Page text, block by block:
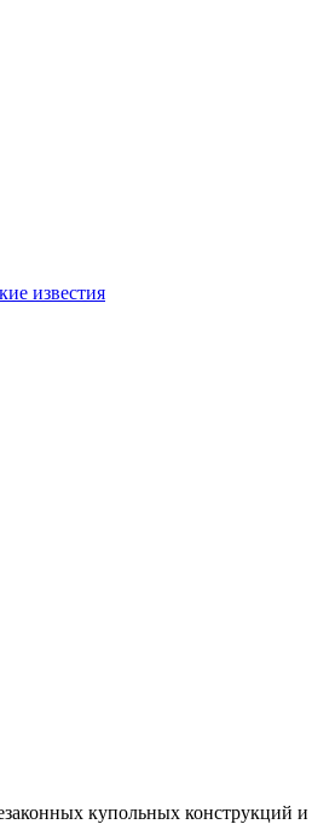
известия
купольных конструкций и